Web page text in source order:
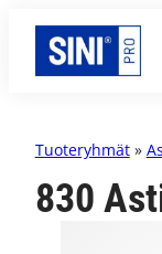
Tuoteryhmät»
830